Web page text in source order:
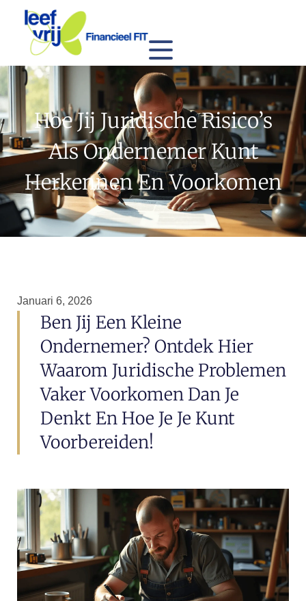
Hoe Jij Juridische Risico’s
Als Ondernemer Kunt
Herkennen En Voorkomen
Januari 6, 2026
Ben Jij Een Kleine
Ondernemer? Ontdek Hier
Waarom Juridische Problemen
Vaker Voorkomen Dan Je
Denkt En Hoe Je Je Kunt
Voorbereiden!